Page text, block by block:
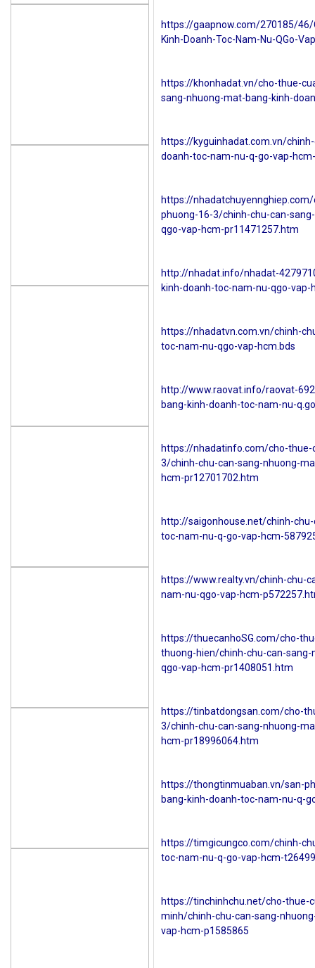
https://gaapnow.com/270185/46/
Kinh-Doanh-Toc-Nam-Nu-QGo-
https://khonhadat.vn/cho-thue-
sang-nhuong-mat-bang-kinh-
https://kyguinhadat.com.vn/
doanh-toc-nam-nu-q-go-vap-
https://
phuong-16-3/chinh-chu-can-
qgo-vap-hcm-pr11471257.htm
http://nhadat.info/nhadat-
kinh-doanh-toc-nam-nu-qgo-vap-
https://nhadatvn.com.vn/chinh-
toc-nam-nu-qgo-vap-hcm.bds
http://www.raovat.info/raovat-
bang-kinh-doanh-toc-nam-nu-
https://nhadatinfo.com/cho-
3/chinh-chu-can-sang-nhuong-
hcm-pr12701702.htm
http://saigonhouse.net/chinh-
toc-nam-nu-q-go-vap-hcm-
https://www.realty.vn/chinh-chu-
nam-nu-qgo-vap-hcm-
https://thuecanhoSG.com/cho-
thuong-hien/chinh-chu-can-
qgo-vap-hcm-pr1408051.htm
https://tinbatdongsan.com/cho-
3/chinh-chu-can-sang-nhuong-
hcm-pr18996064.htm
https://thongtinmuaban.vn/san-
bang-kinh-doanh-toc-nam-nu-q-
https://timgicungco.com/chinh-
toc-nam-nu-q-go-vap-hcm-
https://tinchinhchu.net/cho-thue-
minh/chinh-chu-can-sang-
vap-hcm-p1585865